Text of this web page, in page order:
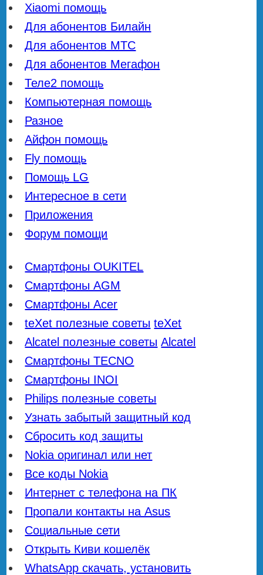
Xiaomi помощь
Для абонентов Билайн
Для абонентов МТС
Для абонентов Мегафон
Теле2 помощь
Компьютерная помощь
Разное
Айфон помощь
Fly помощь
Помощь LG
Интересное в сети
Приложения
Форум помощи
Смартфоны OUKITEL
Смартфоны AGM
Смартфоны Acer
teXet полезные советы teXet
Alcatel полезные советы Alcatel
Смартфоны TECNO
Смартфоны INOI
Philips полезные советы
Узнать забытый защитный код
Сбросить код защиты
Nokia оригинал или нет
Все коды Nokia
Интернет с телефона на ПК
Пропали контакты на Asus
Социальные сети
Открыть Киви кошелёк
WhatsApp скачать, установить